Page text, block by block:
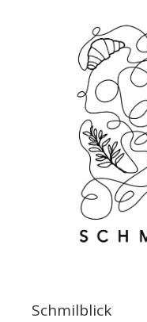
Schmilblick